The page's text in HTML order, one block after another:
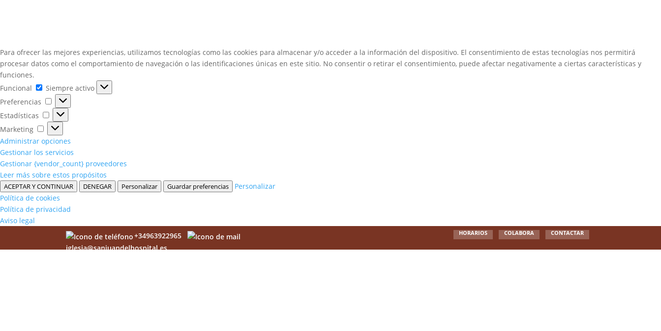
Para ofrecer las mejores experiencias, utilizamos tecnologías como las cookies para almacenar y/o acceder a la información del dispositivo. El consentimiento de estas tecnologías nos permitirá
procesar datos como el comportamiento de navegación o las identificaciones únicas en este sitio. No consentir o retirar el consentimiento, puede afectar negativamente a ciertas características y
funciones.
Funcional
Funcional
Siempre activo
Preferencias
Preferencias
Estadísticas
Estadísticas
Marketing
Marketing
Administrar opciones
Gestionar los servicios
Gestionar {vendor_count} proveedores
Leer más sobre estos propósitos
ACEPTAR Y CONTINUAR DENEGAR Personalizar Guardar preferencias
Personalizar
Política de cookies
Política de privacidad
Aviso legal
+34963922965
iglesia@sanjuandelhospital.es
HORARIOS COLABORA CONTACTAR